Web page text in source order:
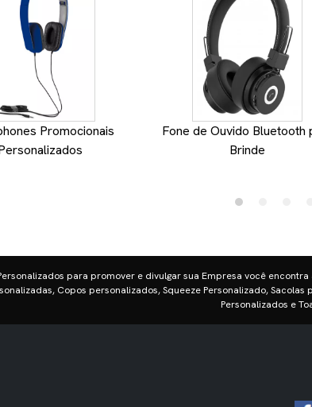
Promocionais
Fone de Ouvido Bluetooth
Brinde
para promover e divulgar sua Empresa você
Copos personalizados, Squeeze Personalizado,
Personalizados e